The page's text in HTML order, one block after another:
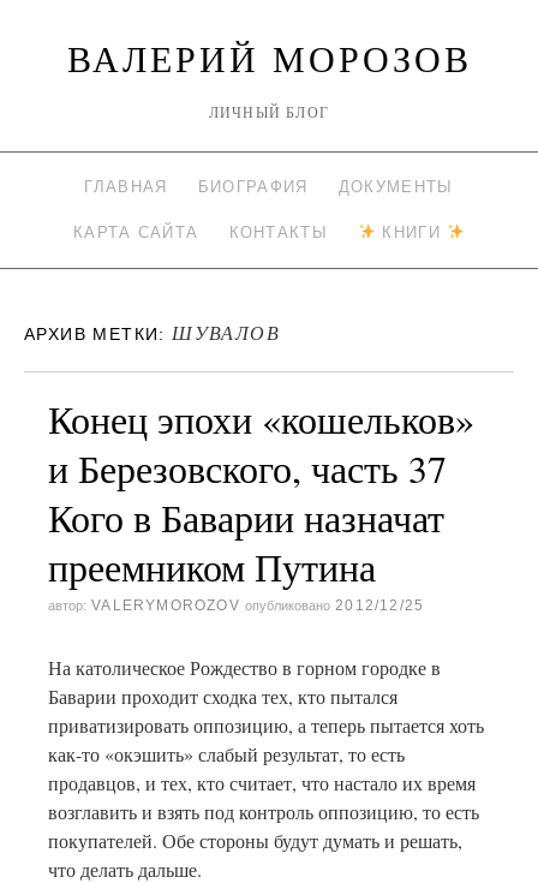
ВАЛЕРИЙ МОРОЗОВ
ЛИЧНЫЙ БЛОГ
ГЛАВНАЯ БИОГРАФИЯ ДОКУМЕНТЫ
КАРТА САЙТА КОНТАКТЫ КНИГИ
АРХИВ МЕТКИ: ШУВАЛОВ
Конец эпохи «кошельков»
и Березовского, часть 37
Кого в Баварии назначат
преемником Путина
автор: VALERYMOROZOV опубликовано 2012/12/25
На католическое Рождество в горном городке в
Баварии проходит сходка тех, кто пытался
приватизировать оппозицию, а теперь пытается хоть
как-то «окэшить» слабый результат, то есть
продавцов, и тех, кто считает, что настало их время
возглавить и взять под контроль оппозицию, то есть
покупателей. Обе стороны будут думать и решать,
что делать дальше.